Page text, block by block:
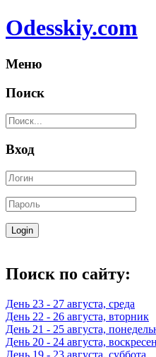
Odesskiy.com
Меню
Поиск
Вход
Поиск по сайту:
День 23 - 27 августа, среда
День 22 - 26 августа, вторник
День 21 - 25 августа,
День 20 - 24 августа,
День 19 - 23 августа, суббота